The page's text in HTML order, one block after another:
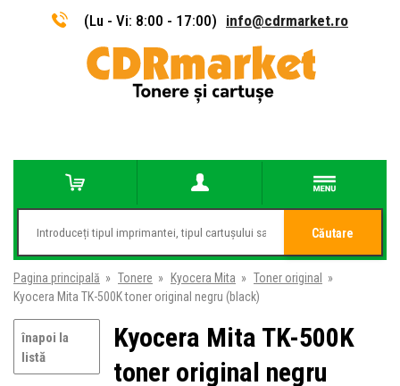
(Lu - Vi: 8:00 - 17:00) info@cdrmarket.ro
Căutare
Pagina principală » Tonere » Kyocera Mita » Toner original
»
Kyocera Mita TK-500K toner original negru (black)
înapoi la
listă
Kyocera Mita TK-500K
toner original negru